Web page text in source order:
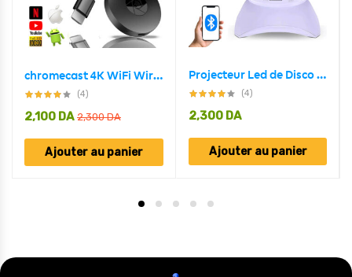
chromecast 4K WiFi Wireless Display Dongle TV Stick TV Stick Media Video Streamer HD
(4)
2,300DA
2,100 DA
Ajouter au panier
Projecteur Led de Disco RGB intelligente décoration Chambre à coucher
(4)
2,300 DA
Ajouter au panier